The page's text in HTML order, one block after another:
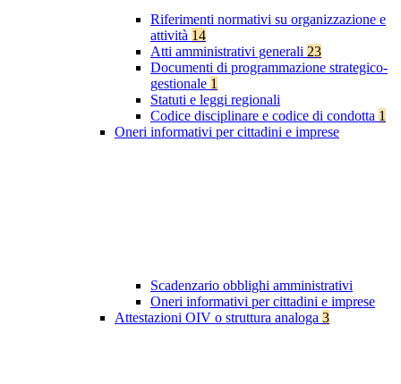
Riferimenti normativi su organizzazione e
attività 14
Atti amministrativi generali 23
Documenti di programmazione strategico-
gestionale 1
Statuti e leggi regionali
Codice disciplinare e codice di condotta 1
Oneri informativi per cittadini e imprese
Scadenzario obblighi amministrativi
Oneri informativi per cittadini e imprese
Attestazioni OIV o struttura analoga 3